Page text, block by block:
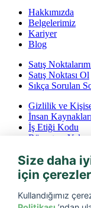
Hakkımızda
Belgelerimiz
Kariyer
Blog
Satış
Satış Noktası Ol
Sıkça Sorulan
Gizlilik ve
İnsan
İş Etiği Kodu
Rüşvet ve
Bilgi Toplumu
Tarfin mobil’i indirin
Size daha
için
Kullandığımız